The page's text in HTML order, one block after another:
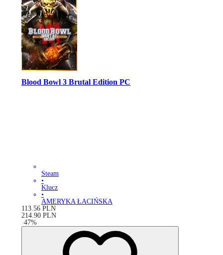
Blood Bowl 3 Brutal Edition PC
Steam
•
Klucz
•
AMERYKA ŁACIŃSKA
113.56 PLN
214.90 PLN
-47%